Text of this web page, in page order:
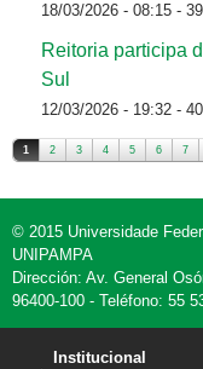
18/03/2026 - 08:15 -
Reitoria participa
Sul
12/03/2026 - 19:32 -
1 2 3 4 5 6 7
© 2015 Universidade
UNIPAMPA
Dirección: Av. General
96400-100 - Teléfono: 55
Institucional